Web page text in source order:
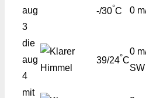
aug
3
-/30°C 0
die
aug
4
39/24°C
0
SW
mit